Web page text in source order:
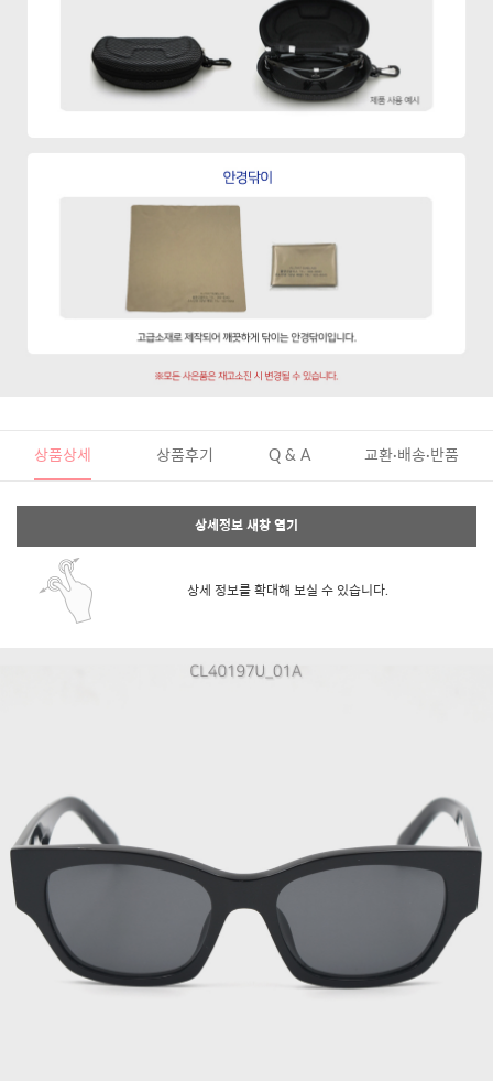
상품상세 상품후기 Q & A 교환·배송·반품
상세정보 새창 열기
상세 정보를 확대해 보실 수 있습니다.